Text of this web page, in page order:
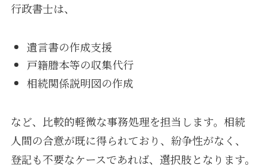
行政書士は、
遺言書の作成支援
戸籍謄本等の収集代行
相続関係説明図の作成
など、比較的軽微な事務処理を担当します。相続
人間の合意が既に得られており、紛争性がなく、
登記も不要なケースであれば、選択肢となります。